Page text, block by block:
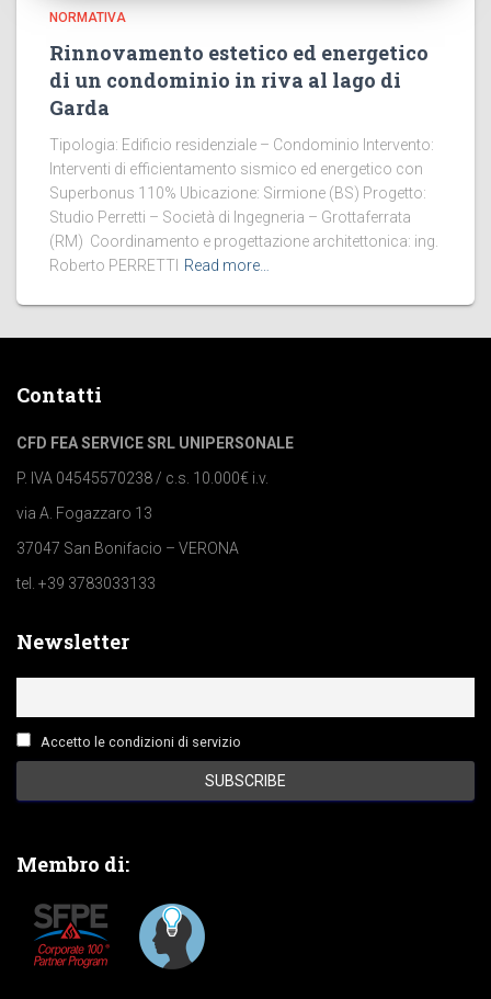
NORMATIVA
Rinnovamento estetico ed energetico
di un condominio in riva al lago di
Garda
Tipologia: Edificio residenziale – Condominio Intervento:
Interventi di efficientamento sismico ed energetico con
Superbonus 110% Ubicazione: Sirmione (BS) Progetto:
Studio Perretti – Società di Ingegneria – Grottaferrata
(RM) Coordinamento e progettazione architettonica: ing.
Roberto PERRETTI Read more…
Contatti
CFD FEA SERVICE SRL UNIPERSONALE
P. IVA 04545570238 / c.s. 10.000€ i.v.
via A. Fogazzaro 13
37047 San Bonifacio – VERONA
tel. +39 3783033133
Newsletter
Accetto le condizioni di servizio
Membro di: